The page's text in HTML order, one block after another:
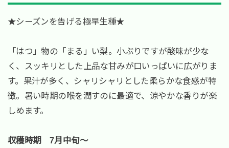
★シーズンを告げる極早生種★
「はつ」物の「まる」い梨。小ぶりですが酸味が少な
く、スッキリとした上品な甘みが口いっぱいに広がりま
す。果汁が多く、シャリシャリとした柔らかな食感が特
徴。暑い時期の喉を潤すのに最適で、涼やかな香りが楽
しめます。
収穫時期 7月中旬～